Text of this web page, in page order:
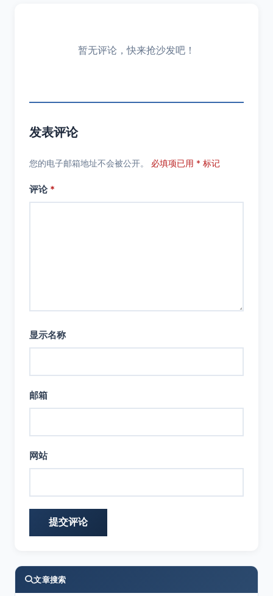
暂无评论，快来抢沙发吧！
发表评论
您的电子邮箱地址不会被公开。 必填项已用 * 标记
评论 *
显示名称
邮箱
网站
文章搜索